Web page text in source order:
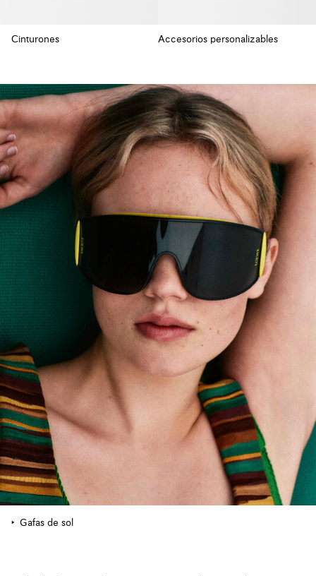
Cinturones Accesorios personalizables
Gafas de sol